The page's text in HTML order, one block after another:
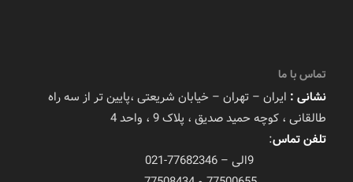
تماس با ما
نشانی : ایران – تهران – خیابان شریعتی ،پایین تر از سه راه
طالقانی ، کوچه حمید صدیق ، پلاک 9 ، واحد 4
تلفن تماس: